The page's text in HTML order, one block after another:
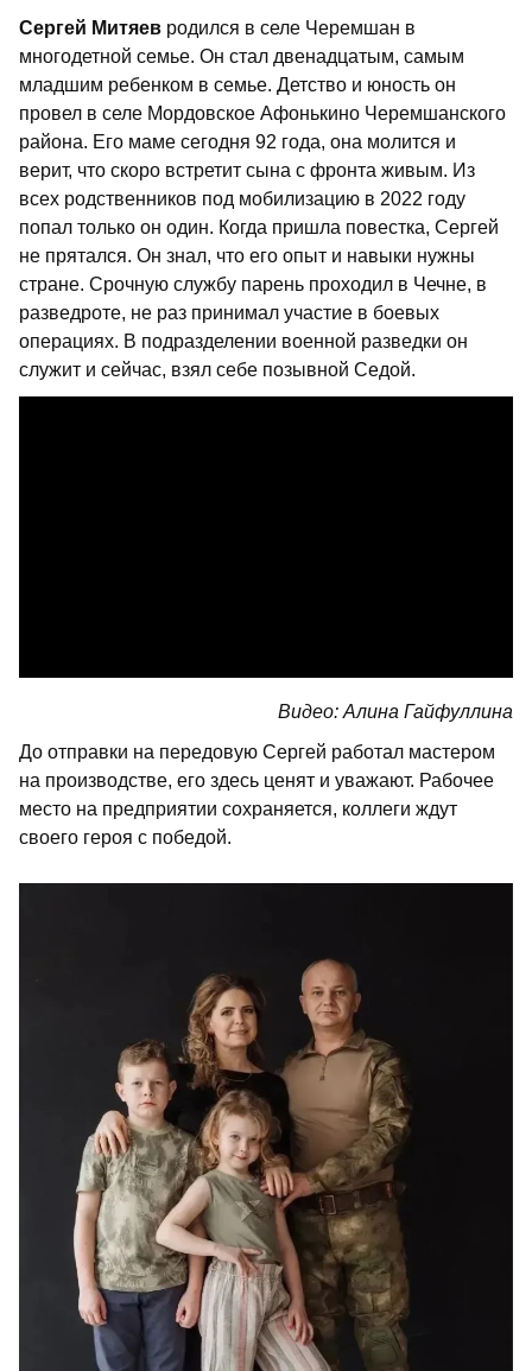
Сергей Митяев родился в селе Черемшан в
многодетной семье. Он стал двенадцатым, самым
младшим ребенком в семье. Детство и юность он
провел в селе Мордовское Афонькино Черемшанского
района. Его маме сегодня 92 года, она молится и
верит, что скоро встретит сына с фронта живым. Из
всех родственников под мобилизацию в 2022 году
попал только он один. Когда пришла повестка, Сергей
не прятался. Он знал, что его опыт и навыки нужны
стране. Срочную службу парень проходил в Чечне, в
разведроте, не раз принимал участие в боевых
операциях. В подразделении военной разведки он
служит и сейчас, взял себе позывной Седой.
Видео: Алина Гайфуллина
До отправки на передовую Сергей работал мастером
на производстве, его здесь ценят и уважают. Рабочее
место на предприятии сохраняется, коллеги ждут
своего героя с победой.